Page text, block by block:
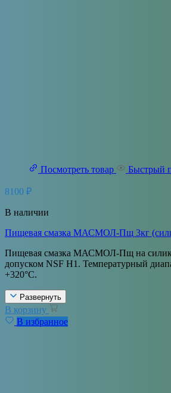
Посмотреть товар Быстрый
8100 ₽
В наличии
Пищевая смазка МАСМОЛ-Пщ 3кг
Пищевая смазка МАСМОЛ-Пщ на
допуском NSF H1. Температурный
+320°С.
Развернуть
В корзину
В избранное